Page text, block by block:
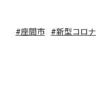
#座間市 #新型コロナ